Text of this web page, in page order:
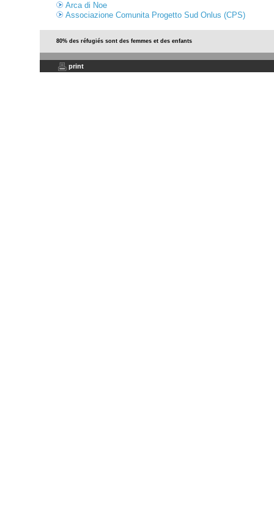
Arca di Noe
Associazione Comunita Progetto Sud Onlus (CPS)
80% des réfugiés sont des femmes et des enfants
print